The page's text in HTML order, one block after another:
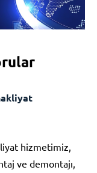
hizmetimiz,
ve demontajı,